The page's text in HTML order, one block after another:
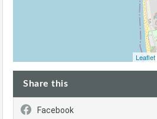
Leaflet
Share this
Facebook